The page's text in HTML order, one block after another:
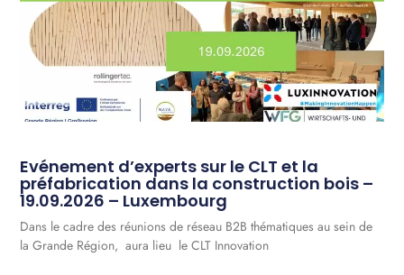
Evénement d’experts sur le CLT et la
préfabrication dans la construction bois –
19.09.2026 – Luxembourg
Dans le cadre des réunions de réseau B2B thématiques au sein de
la Grande Région, aura lieu le CLT Innovation